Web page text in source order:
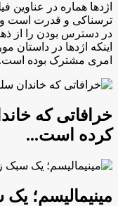
اژدها هماره در عناوین
ترسناکی و قدرت است و
در دسترس بودن را از
اینکه اژدها در داستان
امری مشترک بوده است.
خرافاتی که
کرده است...
مینیمالیسم؛